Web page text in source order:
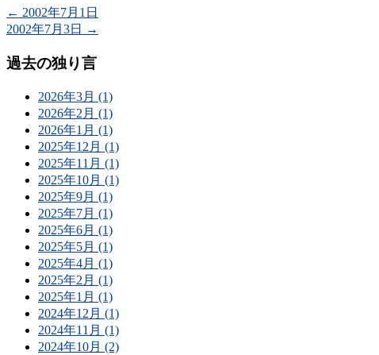
← 2002年7月1日
2002年7月3日
→
過去の独り言
2026年3月 (1)
2026年2月 (1)
2026年1月 (1)
2025年12月 (1)
2025年11月 (1)
2025年10月 (1)
2025年9月 (1)
2025年7月 (1)
2025年6月 (1)
2025年5月 (1)
2025年4月 (1)
2025年2月 (1)
2025年1月 (1)
2024年12月 (1)
2024年11月 (1)
2024年10月 (2)